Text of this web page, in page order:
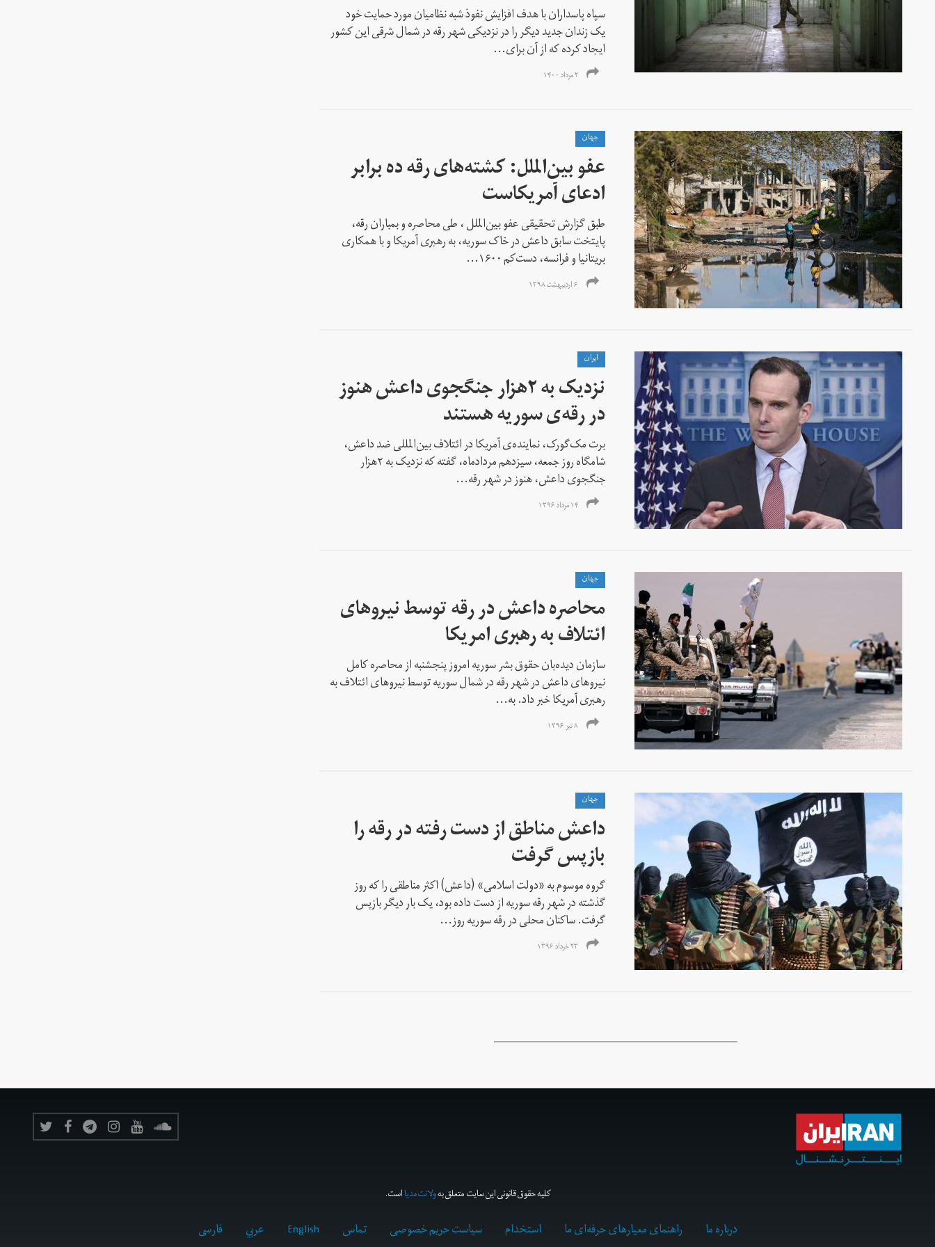
سپاه پاسداران با هدف افزایش نفوذ شبه نظامیان مورد حمایت خود
یک زندان جدید دیگر را در نزدیکی شهر رقه در شمال شرقی این کشور
ایجاد کرده که از آن برای...
۲ مرداد ۱۴۰۰
جهان
عفو بین‌الملل: کشته‌های رقه ده برابر
ادعای آمریکاست
طبق گزارش تحقیقی عفو بین‌الملل ، طی محاصره و بمباران رقه،
پایتخت سابق داعش در خاک سوریه، به رهبری آمریکا و با همکاری
بریتانیا و فرانسه، دست‌کم ۱۶۰۰...
۶ اردیبهشت ۱۳۹۸
ايران
نزدیک به ۲‌هزار جنگجوی داعش هنوز
در رقه‌ی سوریه هستند
برت مک‌گورک، نماینده‌ی آمریکا در ائتلاف بین‌المللی ضد داعش،
شامگاه روز جمعه، سیزدهم مردادماه، گفته که نزدیک به ۲هزار
جنگجوی داعش، هنوز در شهر رقه...
۱۴ مرداد ۱۳۹۶
جهان
محاصره داعش در رقه توسط نیروهای
ائتلاف به رهبری امریکا
سازمان دیده‌بان حقوق بشر سوریه امروز پنجشنبه از محاصره کامل
نیروهای داعش در شهر رقه در شمال سوریه توسط نیروهای ائتلاف به
رهبری آمریکا خبر داد. به...
۸ تیر ۱۳۹۶
جهان
داعش مناطق از دست رفته در رقه را
بازپس گرفت
گروه موسوم به «دولت اسلامی» (داعش) اکثر مناطقی را که روز
گذشته در شهر رقه سوریه از دست داده بود، یک بار دیگر بازپس
گرفت. ساکنان محلی در رقه سوریه روز...
۲۳ خرداد ۱۳۹۶
کلیه حقوق قانونی این سایت متعلق بهولانت‌مدیااست.
درباره ما راهنمای معیارهای حرفه‌ای ما استخدام سیاست حریم خصوصی تماس English عربي فارسى